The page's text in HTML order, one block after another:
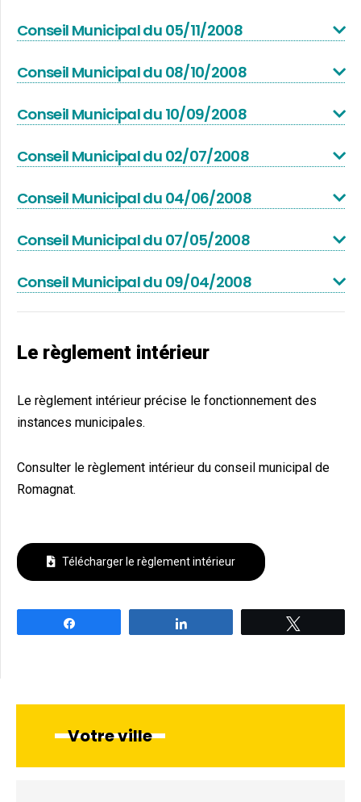
Conseil Municipal du 05/11/2008
Conseil Municipal du 08/10/2008
Conseil Municipal du 10/09/2008
Conseil Municipal du 02/07/2008
Conseil Municipal du 04/06/2008
Conseil Municipal du 07/05/2008
Conseil Municipal du 09/04/2008
Le règlement intérieur
Le règlement intérieur précise le fonctionnement des
instances municipales.
Consulter le règlement intérieur du conseil municipal de
Romagnat.
Télécharger le règlement intérieur
Votre ville